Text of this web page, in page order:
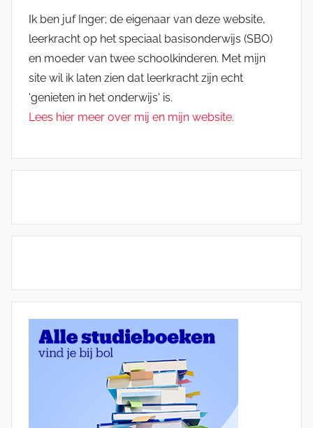
Ik ben juf Inger; de eigenaar van deze website,
leerkracht op het speciaal basisonderwijs (SBO)
en moeder van twee schoolkinderen. Met mijn
site wil ik laten zien dat leerkracht zijn echt
'genieten in het onderwijs' is.
Lees hier meer over mij en mijn website.